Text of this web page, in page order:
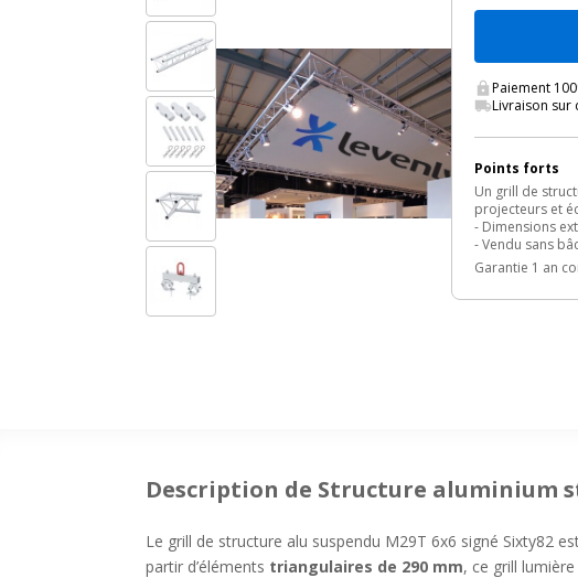
Paiement
Livraison sur
Points forts
Un grill de
projecteurs et
- Dimensions
- Vendu sans
Garantie 1 an
Description de Structure aluminium
Le grill de structure alu suspendu M29T 6x6 signé Sixty82
partir d’éléments triangulaires de 290 mm, ce grill